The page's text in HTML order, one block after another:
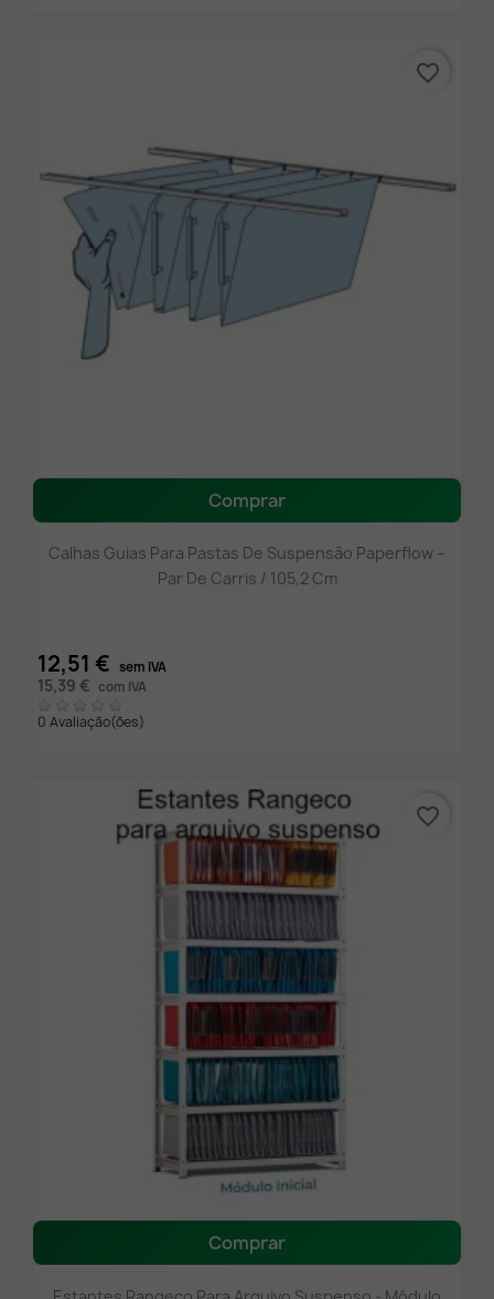
Comprar
Calhas Guias Para Pastas De Suspensão Paperflow –
Par De Carris / 105,2 Cm
12,51 € sem IVA
15,39 € com IVA
0 Avaliação(ões)
favorite_border
Comprar
favorite_border